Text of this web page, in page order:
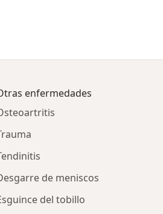
enfermedades
de meniscos
del tobillo